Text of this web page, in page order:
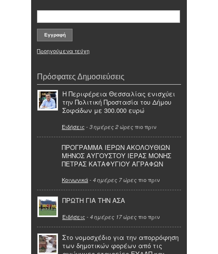
Προηγούμενα τεύχη
Πρόσφατες Δημοσιεύσεις
Η Περιφέρεια Θεσσαλίας ενισχύει
την Πολιτική Προστασία του Δήμου
Σοφάδων με 300.000 ευρώ
Ειδήσεις - 3 ημέρες 2 ώρες πιο πριν
ΠΡΟΓΡΑΜΜΑ ΙΕΡΩΝ ΑΚΟΛΟΥΘΙΩΝ
ΜΗΝΟΣ ΑΥΓΟΥΣΤΟΥ ΙΕΡΑΣ ΜΟΝΗΣ
ΠΕΤΡΑΣ ΚΑΤΑΦΥΓΙΟΥ ΑΓΡΑΦΩΝ
Κοινωνικά- 4 ημέρες 7 ώρες πιο πριν
ΠΡΩΤΗ ΓΙΑ ΤΗΝ ΑΣΑ
Ειδήσεις - 4 ημέρες 17 ώρες πιο πριν
Στο νομοσχέδιο για την απορρόφηση
των δημοτικών φορέων από τις